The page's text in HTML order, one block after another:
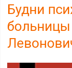
Будни